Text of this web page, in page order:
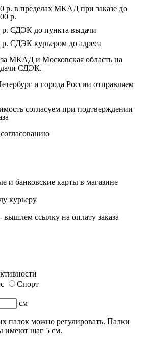
р. в пределах МКАД при заказе до
р.
р. СДЭК до пункта выдачи
р. СДЭК курьером до адреса
МКАД и Московская область на
СДЭК.
и города России отправляем
согласуем при подтверждении
и банковские карты в магазине
курьеру
вышлем ссылку на оплату заказа
Спорт
см
палок можно регулировать. Палки
имеют шаг 5 см.